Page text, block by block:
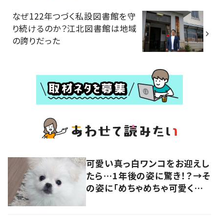
なぜ122年つづく私設図書館を守
り続けるのか？江北図書館は地域
の誇りだった
可愛い真っ白ワンコをお迎えし
たら…1年後の姿に驚き！？→そ
の姿に「めちゃめちゃ可愛くて